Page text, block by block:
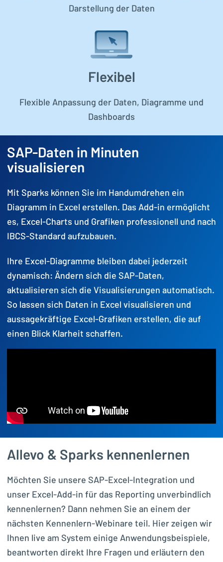
Darstellung der Daten
Flexibel
Flexible Anpassung der Daten, Diagramme und
Dashboards
SAP-Daten in Minuten
visualisieren
Mit Sparks können Sie im Handumdrehen ein
Diagramm in Excel erstellen. Das Add-in ermöglicht
es, Excel-Charts und Grafiken professionell und nach
IBCS-Standard aufzubauen.
Ihre Excel-Diagramme bleiben dabei jederzeit
dynamisch: Ändern sich die SAP-Daten,
aktualisieren sich die Visualisierungen automatisch.
So lassen sich Daten in Excel visualisieren und
aussagekräftige Excel-Grafiken erstellen, die auf
einen Blick Klarheit schaffen.
Allevo & Sparks kennenlernen
Möchten Sie unsere SAP-Excel-Integration und
unser Excel-Add-in für das Reporting unverbindlich
kennenlernen? Dann nehmen Sie an einem der
nächsten Kennenlern-Webinare teil. Hier zeigen wir
Ihnen live am System einige Anwendungsbeispiele,
beantworten direkt Ihre Fragen und erläutern den